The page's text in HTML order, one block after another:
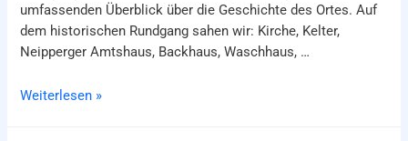
umfassenden Überblick über die Geschichte des Ortes. Auf
dem historischen Rundgang sahen wir: Kirche, Kelter,
Neipperger Amtshaus, Backhaus, Waschhaus, …
Historischer
Weiterlesen »